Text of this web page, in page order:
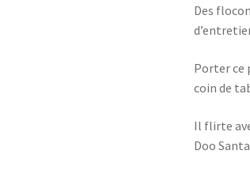
Des
Porter ce
coin de
Il flirte
Doo